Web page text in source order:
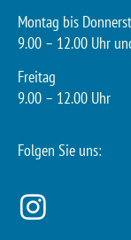
Montag bis
9.00 – 12.00 Uhr
Freitag
9.00 – 12.00 Uhr
Folgen Sie uns: